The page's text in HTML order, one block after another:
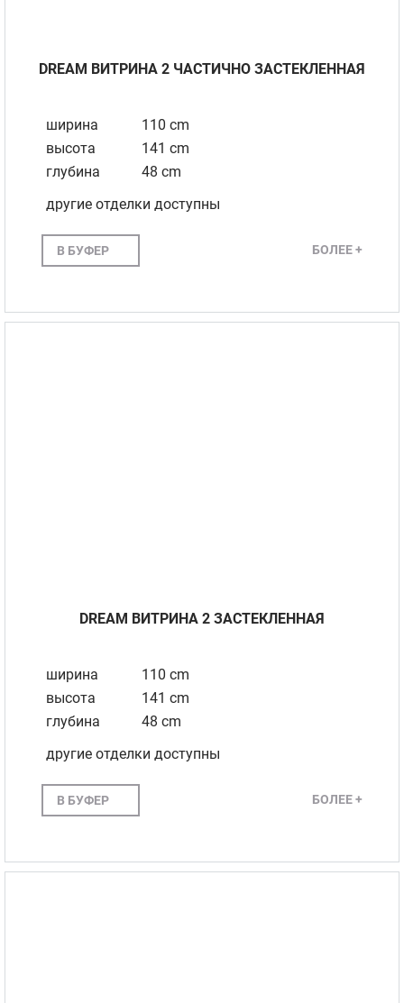
DREAM BИТРИНА 2 ЧАСТИЧНО ЗАСТЕКЛЕННAЯ
ширина
110 cm
высота
141 cm
глубина
48 cm
другие отделки доступны
В БУФЕР БОЛЕЕ +
DREAM BИТРИНА 2 ЗАСТЕКЛЕННАЯ
ширина
110 cm
высота
141 cm
глубина
48 cm
другие отделки доступны
В БУФЕР БОЛЕЕ +